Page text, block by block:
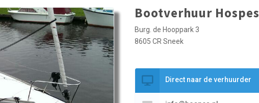
Bootverhuur Hospes
Burg. de Hooppark 3
8605 CR Sneek
Direct naar de verhuurder